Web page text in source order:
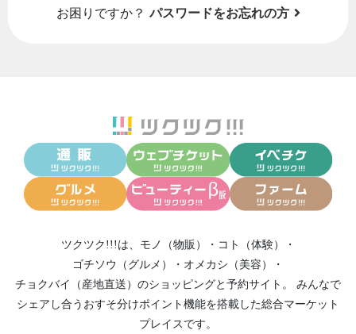
お困りですか？ パスワードをお忘れの方
ツクツク!!!は、 モノ（物販） ・ コト（体験）
・
ゴチソウ（グルメ）
・ オメカシ（美容）
・
チョクバイ（産地直送） のショッピングと予約サイト。
みんなで
シェアし合う おすそ分けポイント機能を搭載した総合マーケット
プレイスです。